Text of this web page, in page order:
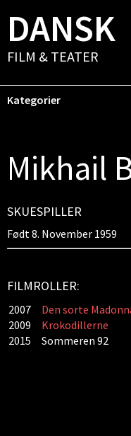
DANSK
FILM & TEATER
Kategorier
Mikhail
SKUESPILLER
Født 8. November 1959
FILMROLLER:
2007 Den sorte
2009
Krokodillerne
2015
Sommeren 92